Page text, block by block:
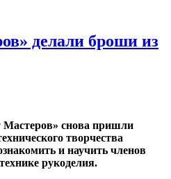
делали броши из
снова пришли
творчества
и научить членов
рукоделия.